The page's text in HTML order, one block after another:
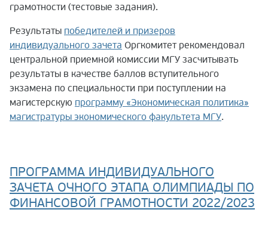
грамотности (тестовые задания).
Результаты победителей и призеров
индивидуального зачета Оргкомитет рекомендовал
центральной приемной комиссии МГУ засчитывать
результаты в качестве баллов вступительного
экзамена по специальности при поступлении на
магистерскую программу «Экономическая политика»
магистратуры экономического факультета МГУ.
ПРОГРАММА ИНДИВИДУАЛЬНОГО
ЗАЧЕТА ОЧНОГО ЭТАПА ОЛИМПИАДЫ ПО
ФИНАНСОВОЙ ГРАМОТНОСТИ 2022/2023